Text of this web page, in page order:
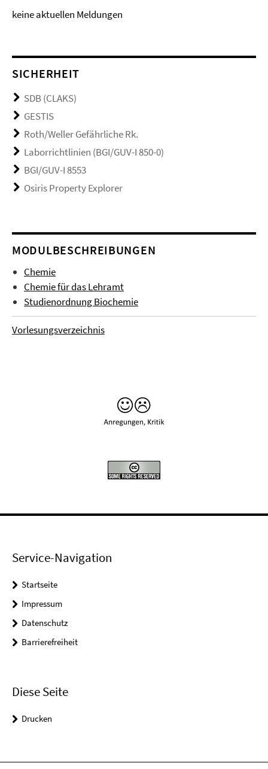
keine aktuellen Meldungen
SICHERHEIT
SDB (CLAKS)
GESTIS
Roth/Weller Gefährliche Rk.
Laborrichtlinien (BGI/GUV-I 850-0)
BGI/GUV-I 8553
Osiris Property Explorer
MODULBESCHREIBUNGEN
Chemie
Chemie für das Lehramt
Studienordnung Biochemie
Vorlesungsverzeichnis
Service-Navigation
Startseite
Impressum
Datenschutz
Barrierefreiheit
Diese Seite
Drucken